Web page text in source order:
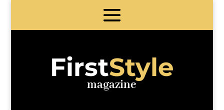
FirstStyle
magazine